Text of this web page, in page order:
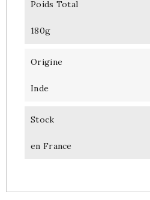
Poids Total
180g
Origine
Inde
Stock
en France